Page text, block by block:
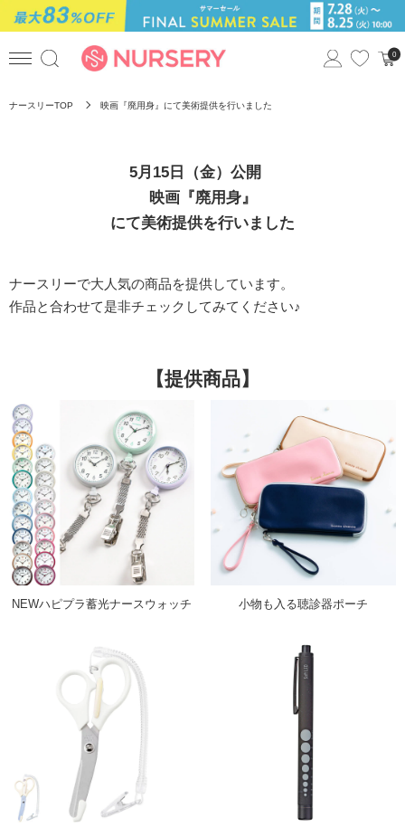
0
ナースリーTOP 映画『廃用身』にて美術提供を行いました
5月15日（金）公開
映画『廃用身』
にて美術提供を行いました
ナースリーで大人気の商品を提供しています。
作品と合わせて是非チェックしてみてください♪
【提供商品】
NEWハピプラ蓄光ナースウォッチ 小物も入る聴診器ポーチ